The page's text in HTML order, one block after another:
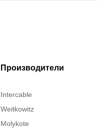
Производители
Intercable
Weitkowitz
Molykote